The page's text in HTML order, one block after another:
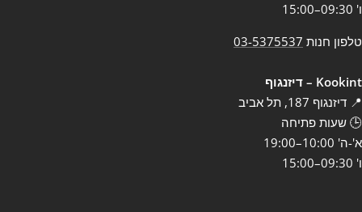
ו' 09:30–15:00
טלפון חנות 03-5375537
Kookint – דיזנגוף
📍 דיזנגוף 187, תל אביב
🕒 שעות פתיחה
א'-ה' 10:00–19:00
ו' 09:30–15:00